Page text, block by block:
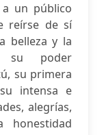
a un público
reírse de sí
belleza y la
su poder
su primera
intensa e
alegrías,
honestidad